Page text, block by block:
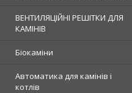
ВЕНТИЛЯЦІЙНІ РЕШІТКИ ДЛЯ
КАМІНІВ
Біокаміни
Автоматика для камінів і
котлів